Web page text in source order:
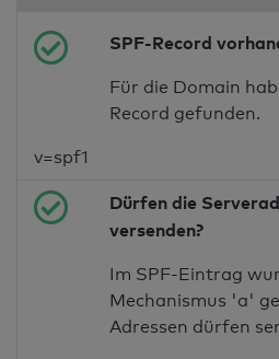
SPF-Record
Für die Domain
Record gefunden.
v=spf1
Dürfen die
versenden?
Im SPF-Eintrag
Mechanismus 'a'
Adressen dürfen